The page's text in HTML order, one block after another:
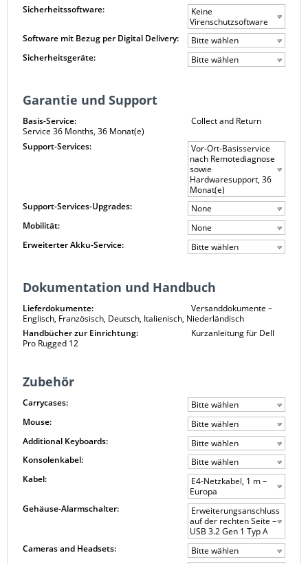
Sicherheitssoftware:
Keine
Virenschutzsoftware
Software mit Bezug per Digital Delivery:
Bitte wählen
Sicherheitsgeräte:
Bitte wählen
Garantie und Support
Basis-Service:
Collect and Return
Service 36 Months, 36 Monat(e)
Support-Services:
Vor-Ort-Basisservice
nach Remotediagnose
sowie
Hardwaresupport, 36
Monat(e)
Support-Services-Upgrades:
None
Mobilität:
None
Erweiterter Akku-Service:
Bitte wählen
Dokumentation und Handbuch
Lieferdokumente:
Versanddokumente –
Englisch, Französisch, Deutsch, Italienisch, Niederländisch
Handbücher zur Einrichtung:
Kurzanleitung für Dell
Pro Rugged 12
Zubehör
Carrycases:
Bitte wählen
Mouse:
Bitte wählen
Additional Keyboards:
Bitte wählen
Konsolenkabel:
Bitte wählen
Kabel:
E4-Netzkabel, 1 m –
Europa
Gehäuse-Alarmschalter:
Erweiterungsanschluss
auf der rechten Seite –
USB 3.2 Gen 1 Typ A
Cameras and Headsets:
Bitte wählen